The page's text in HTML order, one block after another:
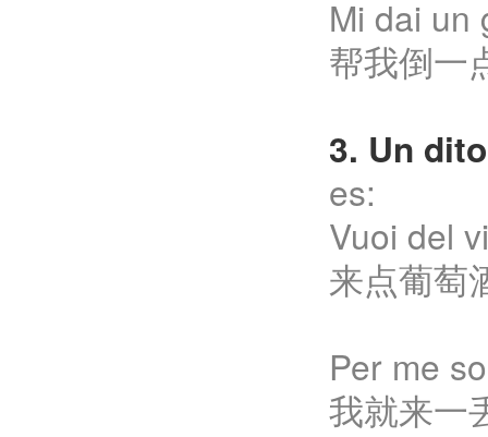
Mi dai un
帮我倒一
3. Un
es:
Vuoi del
来点葡萄
Per me
我就来一